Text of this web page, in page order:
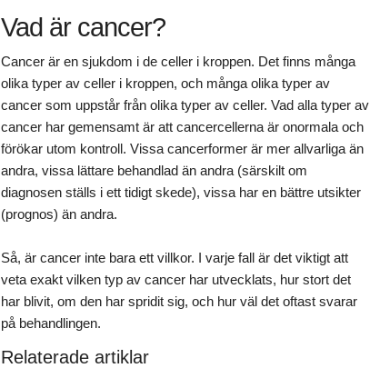
Vad är cancer?
Cancer är en sjukdom i de celler i kroppen. Det finns många
olika typer av celler i kroppen, och många olika typer av
cancer som uppstår från olika typer av celler. Vad alla typer av
cancer har gemensamt är att cancercellerna är onormala och
förökar utom kontroll. Vissa cancerformer är mer allvarliga än
andra, vissa lättare behandlad än andra (särskilt om
diagnosen ställs i ett tidigt skede), vissa har en bättre utsikter
(prognos) än andra.
Så, är cancer inte bara ett villkor. I varje fall är det viktigt att
veta exakt vilken typ av cancer har utvecklats, hur stort det
har blivit, om den har spridit sig, och hur väl det oftast svarar
på behandlingen.
Relaterade artiklar